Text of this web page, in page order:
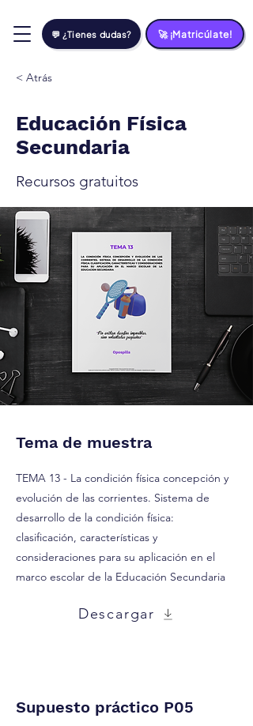
💬 ¿Tienes dudas? 🚀 ¡Matricúlate!
< Atrás
Educación Física
Secundaria
Recursos gratuitos
Tema de muestra
TEMA 13 - La condición física concepción y
evolución de las corrientes. Sistema de
desarrollo de la condición física:
clasificación, características y
consideraciones para su aplicación en el
marco escolar de la Educación Secundaria
Descargar
Supuesto práctico P05